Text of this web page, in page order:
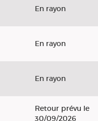
En rayon
En rayon
En rayon
Retour prévu le
30/09/2026